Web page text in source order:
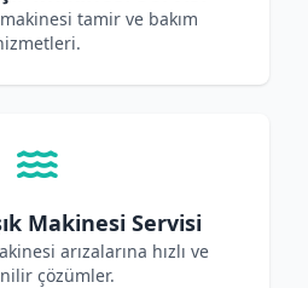
tamir ve bakım
Makinesi Servisi
arızalarına hızlı ve
çözümler.